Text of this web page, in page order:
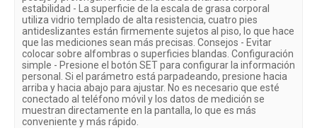
estabilidad - La superficie de la escala de grasa corporal
utiliza vidrio templado de alta resistencia, cuatro pies
antideslizantes están firmemente sujetos al piso, lo que hace
que las mediciones sean más precisas. Consejos - Evitar
colocar sobre alfombras o superficies blandas. Configuración
simple - Presione el botón SET para configurar la información
personal. Si el parámetro está parpadeando, presione hacia
arriba y hacia abajo para ajustar. No es necesario que esté
conectado al teléfono móvil y los datos de medición se
muestran directamente en la pantalla, lo que es más
conveniente y más rápido.